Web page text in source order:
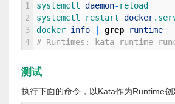
1
2
3
4
systemctl daemon- reload
systemctl
restart docker
docker info grep
runtime
# Runtimes: kata-runtime
测试
执行下面的命令，以Kata作为Runtime创